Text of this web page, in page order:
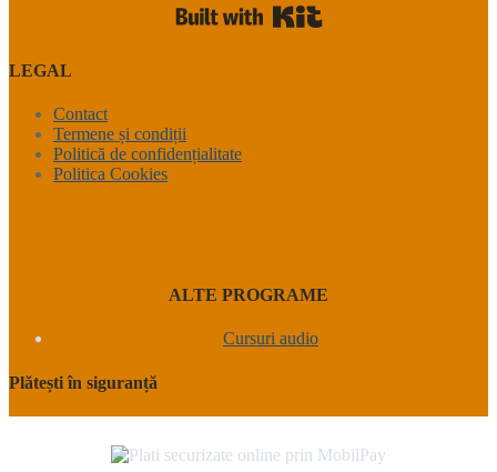
LEGAL
Contact
Termene și condiții
Politică de confidențialitate
Politica Cookies
ALTE PROGRAME
Cursuri audio
Plătești în siguranță